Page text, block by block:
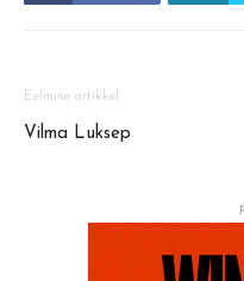
Eelmine artikkel
Vilma Luksep